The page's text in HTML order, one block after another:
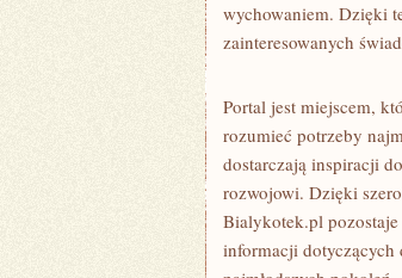
wychowaniem. Dzięki
zainteresowanych
Portal jest miejscem,
rozumieć potrzeby
dostarczają inspiracji
rozwojowi. Dzięki
Bialykotek.pl
informacji dotyczących